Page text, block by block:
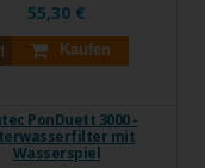
55,30 €
Kaufen
PonDuett 3000 -
mit
Wasserspiel